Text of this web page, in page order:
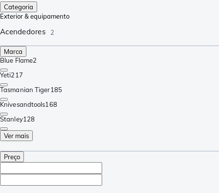
Categoria
Exterior & equipamento
Acendedores 2
Marca
Blue Flame2
Yeti217
Tasmanian Tiger185
Knivesandtools168
Stanley128
Ver mais
Preço